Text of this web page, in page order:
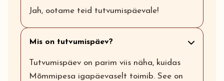
Jah, ootame teid tutvumispäevale!
Mis on tutvumispäev?
Tutvumispäev on parim viis näha, kuidas
Mõmmipesa igapäevaselt toimib. See on